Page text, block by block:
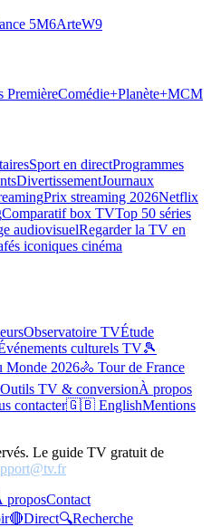
5M6ArteW9
PremièreComédie+Planète+MCM
Sport en directProgrammes
DivertissementJournaux
Prix streaming 2026Netflix
Comparatif box TVTop 50 séries
audiovisuelRegarder la TV en
iconiques cinéma
Observatoire TVÉtude
culturels TV🎾
Monde 2026🚴 Tour de France
Outils TV & conversionÀ propos
contacter🇬🇧 EnglishMentions
Le guide TV gratuit de
proposContact
🔴Direct🔍Recherche